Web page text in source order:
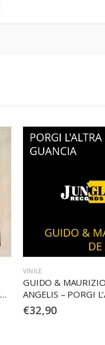
CD
GUIDO &
ANGELIS – VALDEZ
MEZZOSANGUE
€19,90